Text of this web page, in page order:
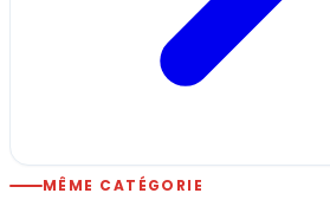
MÊME CATÉGORIE